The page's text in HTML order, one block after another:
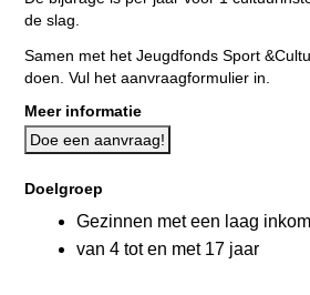
de slag.
Samen met het Jeugdfonds Sport
doen. Vul het aanvraagformulier in.
Meer informatie
Doe een aanvraag!
Doelgroep
Gezinnen met een laag
van 4 tot en met 17 jaar